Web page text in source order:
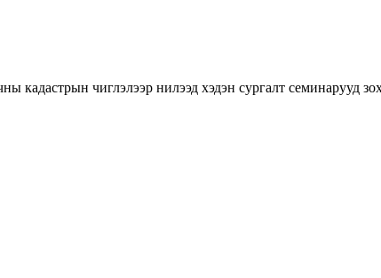
чиглэлээр нилээд хэдэн сургалт семинарууд